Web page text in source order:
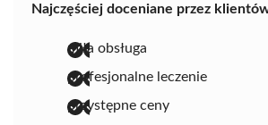
Najczęściej doceniane przez
miła obsługa
profesjonalne leczenie
przystępne ceny